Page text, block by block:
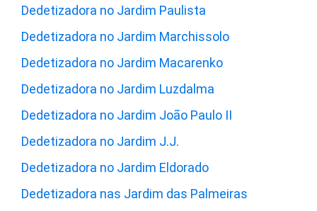
Dedetizadora no Jardim Paulista
Dedetizadora no Jardim Marchissolo
Dedetizadora no Jardim Macarenko
Dedetizadora no Jardim Luzdalma
Dedetizadora no Jardim João Paulo II
Dedetizadora no Jardim J.J.
Dedetizadora no Jardim Eldorado
Dedetizadora nas Jardim das Palmeiras